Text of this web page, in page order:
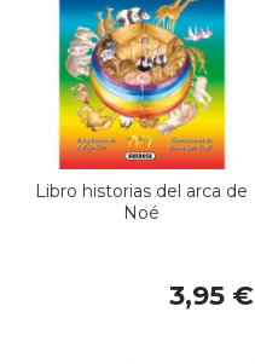
Libro historias del arca de
Noé
3,95 €